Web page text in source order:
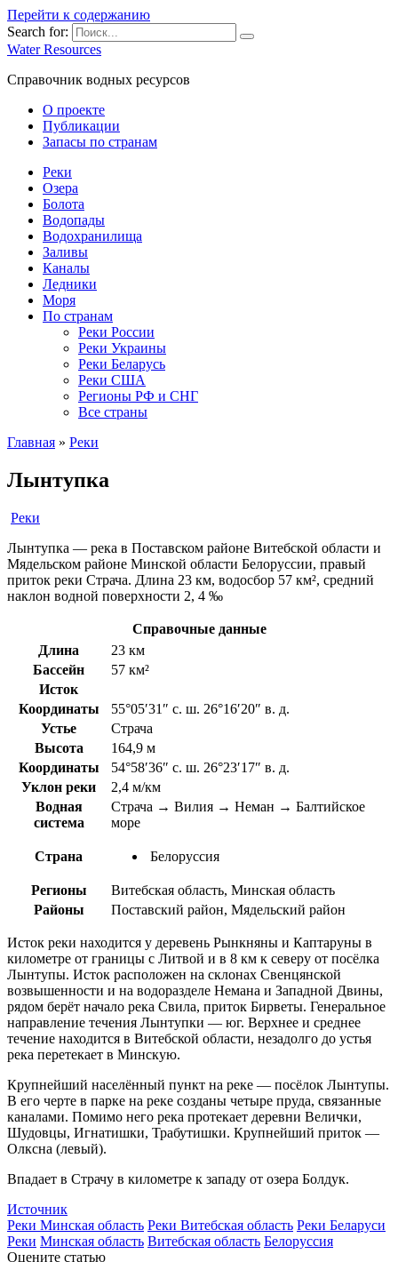
Перейти к содержанию
Search for:
Water Resources
Справочник водных ресурсов
О проекте
Публикации
Запасы по странам
Реки
Озера
Болота
Водопады
Водохранилища
Заливы
Каналы
Ледники
Моря
По странам
Реки России
Реки Украины
Реки Беларусь
Реки США
Регионы РФ и СНГ
Все страны
Главная » Реки
Лынтупка
Реки
Лынтупка — река в Поставском районе Витебской области и
Мядельском районе Минской области Белоруссии, правый
приток реки Страча. Длина 23 км, водосбор 57 км², средний
наклон водной поверхности 2, 4 ‰
Справочные данные
Длина
23 км
Бассейн
57 км²
Исток
Координаты
55°05′31″ с. ш. 26°16′20″ в. д.
Устье
Страча
Высота
164,9 м
Координаты
54°58′36″ с. ш. 26°23′17″ в. д.
Уклон реки
2,4 м/км
Водная
система
Страча → Вилия → Неман → Балтийское
море
Страна Белоруссия
Регионы
Витебская область, Минская область
Районы
Поставский район, Мядельский район
Исток реки находится у деревень Рынкняны и Каптаруны в
километре от границы с Литвой и в 8 км к северу от посёлка
Лынтупы. Исток расположен на склонах Свенцянской
возвышенности и на водоразделе Немана и Западной Двины,
рядом берёт начало река Свила, приток Бирветы. Генеральное
направление течения Лынтупки — юг. Верхнее и среднее
течение находится в Витебской области, незадолго до устья
река перетекает в Минскую.
Крупнейший населённый пункт на реке — посёлок Лынтупы.
В его черте в парке на реке созданы четыре пруда, связанные
каналами. Помимо него река протекает деревни Велички,
Шудовцы, Игнатишки, Трабутишки. Крупнейший приток —
Олксна (левый).
Впадает в Страчу в километре к западу от озера Болдук.
Источник
Реки Минская область Реки Витебская область Реки Беларуси
Реки Минская область Витебская область Белоруссия
Оцените статью